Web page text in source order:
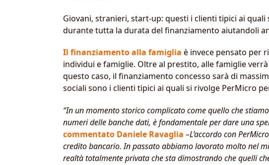
Giovani, stranieri, start-up: questi i clienti tipici ai
durante tutta la durata del finanziamento aiutandoli
Il finanziamento alla famiglia è invece pensato per
individui e famiglie. Oltre al prestito, alle famiglie
questo caso, il finanziamento concesso sarà di
sociali sono i clienti tipici ai quali si rivolge PerMicro
“In un momento storico complicato come quello che
numeri delle banche dati, è fondamentale per dare una
commentato Daniele Ravaglia –L’accordo con
credito bancario. In passato abbiamo lavorato molto nel
realtà totalmente privata che sta dimostrando che quelli